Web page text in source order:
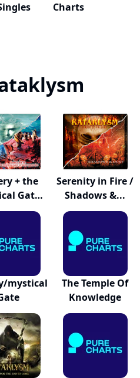
Charts
+ the
Gate
o...
Serenity in Fire /
Shadows &...
mystical
The Temple Of
Knowledge